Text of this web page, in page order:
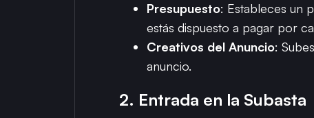
Presupuesto: Estableces un
estás dispuesto a pagar por
Creativos del Anuncio:
anuncio.
2. Entrada en la Subasta